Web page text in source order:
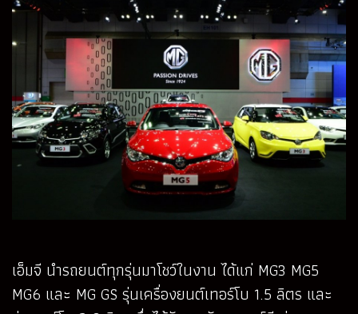
เอ็มจี นำรถยนต์ทุกรุ่นมาโชว์ในงาน ได้แก่ MG3 MG5
MG6 และ MG GS รุ่นเครื่องยนต์เทอร์โบ 1.5 ลิตร และ